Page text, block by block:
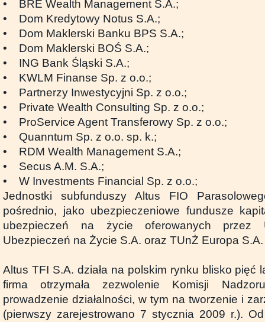
• BRE Wealth Management S.A.;
• Dom Kredytowy Notus S.A.;
• Dom Maklerski Banku BPS S.A.;
• Dom Maklerski BOŚ S.A.;
• ING Bank Śląski S.A.;
• KWLM Finanse Sp. z o.o.;
• Partnerzy Inwestycyjni Sp. z o.o.;
• Private Wealth Consulting Sp. z o.o.;
• ProService Agent Transferowy Sp. z o.o.;
• Quanntum Sp. z o.o. sp. k.;
• RDM Wealth Management S.A.;
• Secus A.M. S.A.;
• W Investments Financial Sp. z o.o.;
Jednostki subfunduszy Altus FIO
pośrednio, jako ubezpieczeniowe fundusze
ubezpieczeń na życie oferowanych przez
Ubezpieczeń na Życie S.A. oraz TUnŻ Europa S.A.
Altus TFI S.A. działa na polskim rynku blisko pięć
firma otrzymała zezwolenie Komisji
prowadzenie działalności, w tym na tworzenie i
(pierwszy zarejestrowano 7 stycznia 2009 r.).